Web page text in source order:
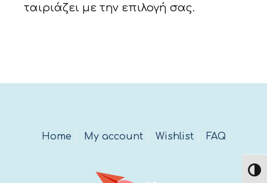
ταιριάζει με την επιλογή σας.
Home My account Wishlist FAQ